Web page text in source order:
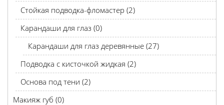
Стойкая подводка-фломастер (2)
Карандаши для глаз (0)
Карандаши для глаз деревянные (27)
Подводка с кисточкой жидкая (2)
Основа под тени (2)
Макияж губ (0)